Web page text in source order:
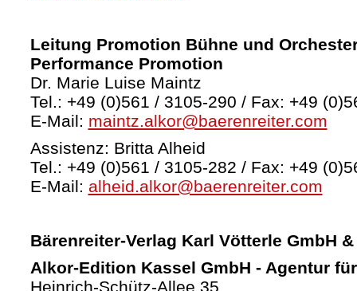
Leitung Promotion Bühne und
Performance Promotion
Dr. Marie Luise Maintz
Tel.: +49 (0)561 / 3105-290 / Fax: +49
E-Mail: maintz.alkor@baerenreiter.com
Assistenz: Britta Alheid
Tel.: +49 (0)561 / 3105-282 / Fax: +49
E-Mail: alheid.alkor@baerenreiter.com
Bärenreiter-Verlag Karl Vötterle GmbH &
Alkor-Edition Kassel GmbH - Agentur
Heinrich-Schütz-Allee 35